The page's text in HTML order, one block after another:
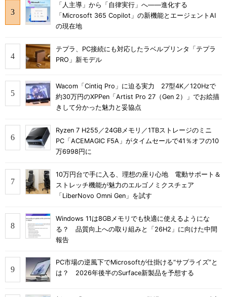
「人主導」から「自律実行」へ――進化する
「Microsoft 365 Copilot」の新機能とエージェントAI
の現在地
テプラ、PC接続にも対応したラベルプリンタ「テプラ
PRO」新モデル
Wacom「Cintiq Pro」に迫る実力 27型4K／120Hzで
約30万円のXPPen「Artist Pro 27（Gen 2）」でお絵描
きして分かった魅力と妥協点
Ryzen 7 H255／24GBメモリ／1TBストレージのミニ
PC「ACEMAGIC F5A」がタイムセールで41％オフの10
万6998円に
10万円台で手に入る、理想の座り心地 電動サポート＆
ストレッチ機能が魅力のエルゴノミクスチェア
「LiberNovo Omni Gen」を試す
Windows 11は8GBメモリでも快適に使えるようにな
る？ 品質向上への取り組みと「26H2」に向けた中間
報告
PC市場の逆風下でMicrosoftが仕掛ける“サプライズ”と
は？ 2026年後半のSurface新製品を予想する